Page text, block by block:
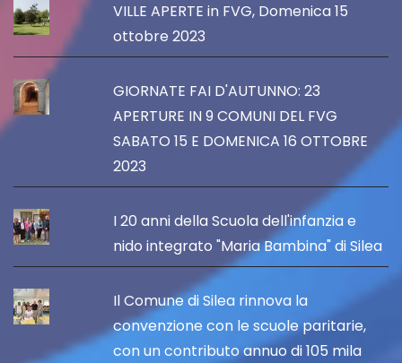
VILLE APERTE in FVG, Domenica 15
ottobre 2023
GIORNATE FAI D'AUTUNNO: 23
APERTURE IN 9 COMUNI DEL FVG
SABATO 15 E DOMENICA 16 OTTOBRE
2023
I 20 anni della Scuola dell'infanzia e
nido integrato "Maria Bambina" di Silea
Il Comune di Silea rinnova la
convenzione con le scuole paritarie,
con un contributo annuo di 105 mila